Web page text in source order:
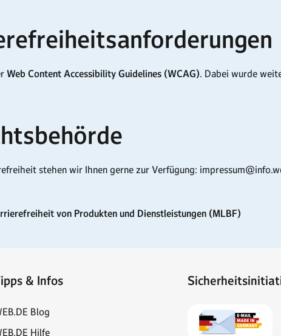
Web Content Accessibility Guidelines (WCAG). Dabei wurde
stehen wir Ihnen gerne zur Verfügung:
von Produkten und Dienstleistungen (MLBF)
& Infos
Blog
Hilfe